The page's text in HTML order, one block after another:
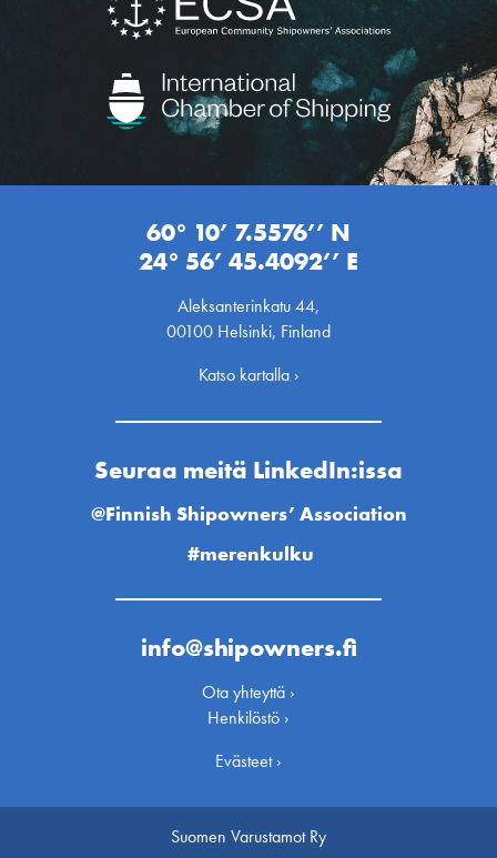
60° 10’ 7.5576’’ N
24° 56’ 45.4092’’ E
Aleksanterinkatu 44,
00100 Helsinki, Finland
Katso kartalla ›
Seuraa meitä LinkedIn:issa
@Finnish Shipowners’ Association
#merenkulku
info@shipowners.fi
Ota yhteyttä ›
Henkilöstö ›
Evästeet ›
Suomen Varustamot Ry